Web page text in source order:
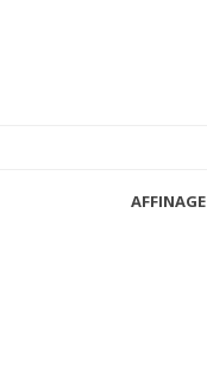
DAVINES LOVE CURL